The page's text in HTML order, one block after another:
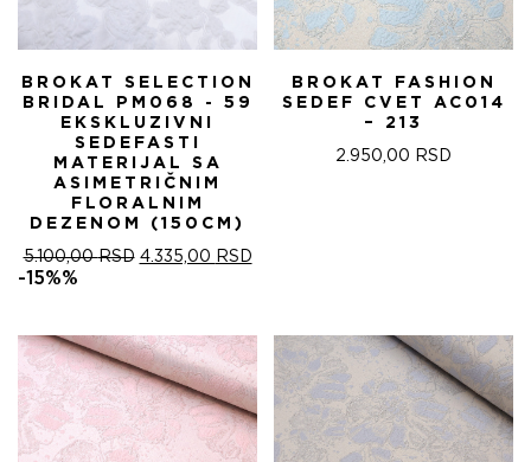
BROKAT SELECTION
BRIDAL PM068 - 59
EKSKLUZIVNI
SEDEFASTI
MATERIJAL SA
ASIMETRIČNIM
FLORALNIM
DEZENOM (150CM)
5.100,00RSD ОРИГИНАЛНА
5.100,00 RSD.
4.335,00 RSDТРЕНУТНА
-15%%
BROKAT FASHION
SEDEF CVET AC014
– 213
2.950,00 RSD